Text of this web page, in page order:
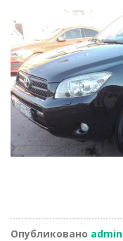
Опубликовано admin